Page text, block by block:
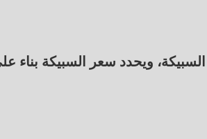
ويحدد سعر السبيكة بناء